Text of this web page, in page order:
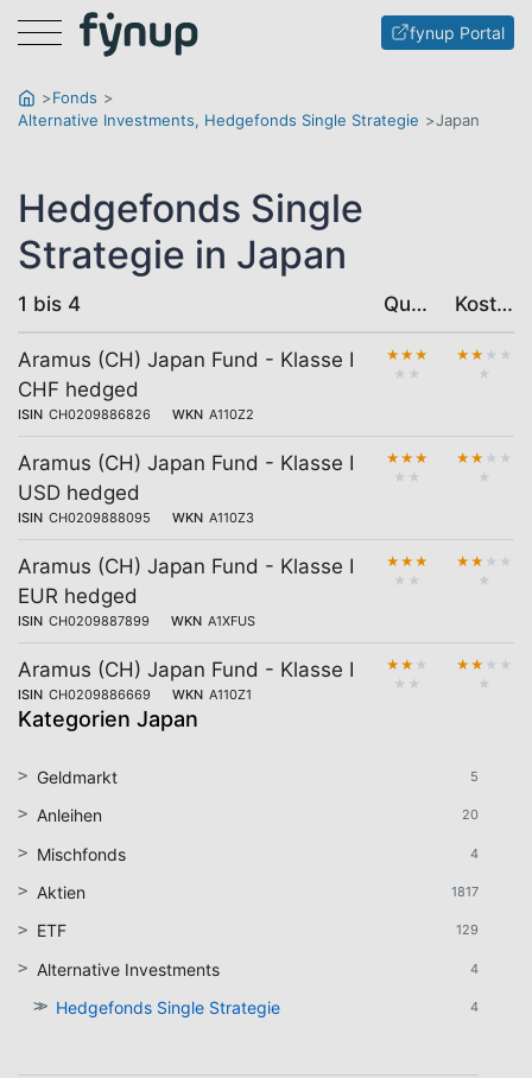
Menu fynup Portal
Fonds
Alternative Investments, Hedgefonds Single Strategie
Japan
Hedgefonds Single
Strategie in Japan
1 bis 4 Qualität Kosten
Aramus (CH) Japan Fund - Klasse I
CHF hedged
ISIN CH0209886826 WKN A110Z2
★ ★ ★
★ ★
★ ★ ★ ★
★
Aramus (CH) Japan Fund - Klasse I
USD hedged
ISIN CH0209888095 WKN A110Z3
★ ★ ★
★ ★
★ ★ ★ ★
★
Aramus (CH) Japan Fund - Klasse I
EUR hedged
ISIN CH0209887899 WKN A1XFUS
★ ★ ★
★ ★
★ ★ ★ ★
★
Aramus (CH) Japan Fund - Klasse I
ISIN CH0209886669 WKN A110Z1
★ ★ ★
★ ★
★ ★ ★ ★
★
Kategorien Japan
5
Geldmarkt
20
Anleihen
4
Mischfonds
1817
Aktien
129
ETF
4
Alternative Investments
4
Hedgefonds Single Strategie